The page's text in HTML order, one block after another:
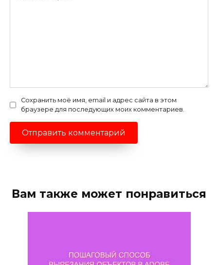
Сохранить моё имя, email и адрес сайта в этом
браузере для последующих моих комментариев.
Вам также может понравиться